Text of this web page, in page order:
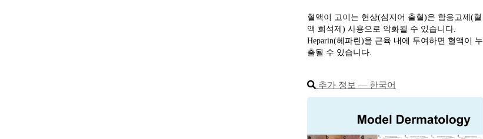
혈액이 고이는 현상(심지어 출혈)은 항응고제(혈
액 희석제) 사용으로 악화될 수 있습니다.
Heparin(헤파린)을 근육 내에 투여하면 혈액이 누
출될 수 있습니다.
추가 정보 ― 한국어